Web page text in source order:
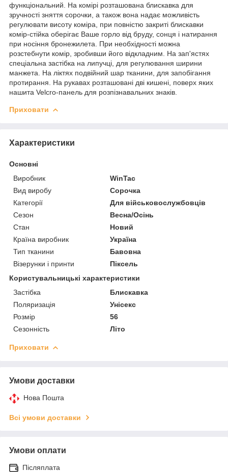
функціональний. На комірі розташована блискавка для
зручності зняття сорочки, а також вона надає можливість
регулювати висоту коміра, при повністю закриті блискавки
комір-стійка оберігає Ваше горло від бруду, сонця і натирання
при носіння бронежилета. При необхідності можна
розстебнути комір, зробивши його відкладним. На зап'ястях
спеціальна застібка на липучці, для регулювання ширини
манжета. На ліктях подвійний шар тканини, для запобігання
протирання. На рукавах розташовані дві кишені, поверх яких
нашита Velcro-панель для розпізнавальних знаків.
Приховати
Характеристики
Основні
Виробник
WinTac
Вид виробу
Сорочка
Категорії
Для військовослужбовців
Сезон
Весна/Осінь
Стан
Новий
Країна виробник
Україна
Тип тканини
Бавовна
Візерунки і принти
Піксель
Користувальницькі характеристики
Застібка
Блискавка
Поляризація
Унісекс
Розмір
56
Сезонність
Літо
Приховати
Умови доставки
Нова Пошта
Всі умови доставки
Умови оплати
Післяплата